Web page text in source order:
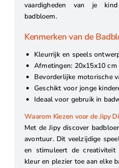
vaardigheden van je
badbloem.
Kenmerken van de
Kleurrijk en speels
Afmetingen: 20x15x10 cm
Bevorderlijke motorische
Geschikt voor jonge
Ideaal voor gebruik in
Waarom Kiezen voor de Jipy
Met de Jipy discover
avontuur. Dit veelzijdige
en stimuleert de
kleur en plezier toe aan elke